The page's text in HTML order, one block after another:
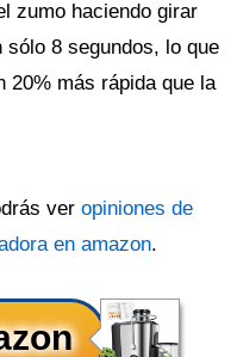
zumo haciendo girar
sólo 8 segundos, lo que
20% más rápida que la
ver opiniones de
en amazon.